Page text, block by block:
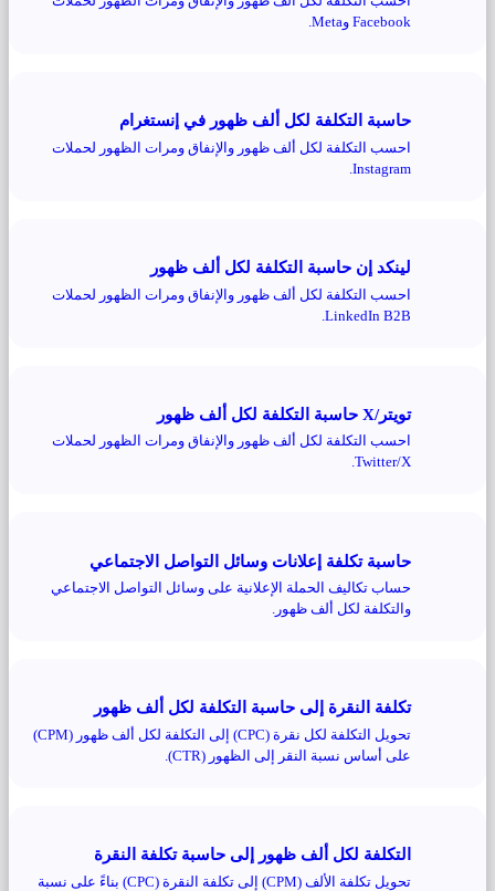
Facebook وMeta.
حاسبة التكلفة لكل ألف ظهور في إنستغرام
احسب التكلفة لكل ألف ظهور والإنفاق ومرات الظهور لحملات
Instagram.
لينكد إن حاسبة التكلفة لكل ألف ظهور
احسب التكلفة لكل ألف ظهور والإنفاق ومرات الظهور لحملات
LinkedIn B2B.
تويتر/X حاسبة التكلفة لكل ألف ظهور
احسب التكلفة لكل ألف ظهور والإنفاق ومرات الظهور لحملات
Twitter/X.
حاسبة تكلفة إعلانات وسائل التواصل الاجتماعي
حساب تكاليف الحملة الإعلانية على وسائل التواصل الاجتماعي
والتكلفة لكل ألف ظهور.
تكلفة النقرة إلى حاسبة التكلفة لكل ألف ظهور
تحويل التكلفة لكل نقرة (CPC) إلى التكلفة لكل ألف ظهور (CPM)
على أساس نسبة النقر إلى الظهور (CTR).
التكلفة لكل ألف ظهور إلى حاسبة تكلفة النقرة
تحويل تكلفة الألف (CPM) إلى تكلفة النقرة (CPC) بناءً على نسبة